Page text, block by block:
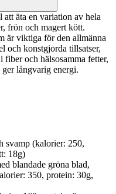
äta en variation av hela
frön och magert kött.
är viktiga för den allmänna
och konstgjorda tillsatser,
och hälsosamma fetter,
långvarig energi.
svamp (kalorier: 250,
18g)
blandade gröna blad,
350, protein: 30g,